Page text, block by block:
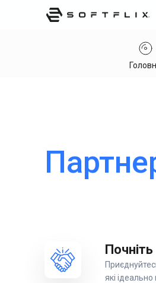
Почніть
які